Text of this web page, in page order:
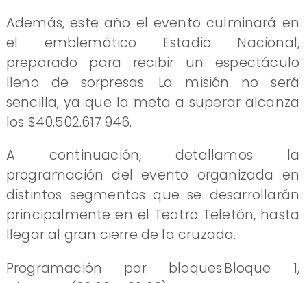
Además, este año el evento culminará en
el emblemático Estadio Nacional,
preparado para recibir un espectáculo
lleno de sorpresas. La misión no será
sencilla, ya que la meta a superar alcanza
los $40.502.617.946.
A continuación, detallamos la
programación del evento organizada en
distintos segmentos que se desarrollarán
principalmente en el Teatro Teletón, hasta
llegar al gran cierre de la cruzada.
Programación por bloques:Bloque 1,